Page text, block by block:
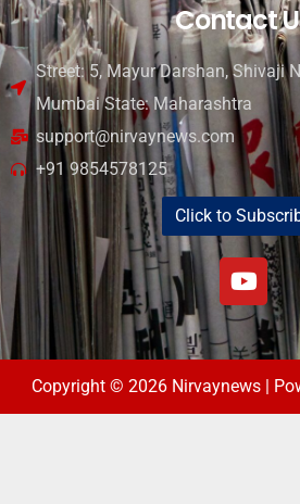
Contact
Street: 5, Mayur Darshan, Shivaji
Mumbai State: Maharashtra
support@nirvaynews.com
+91 9854578125
Click to
Copyright © 2026 Nirvaynews |